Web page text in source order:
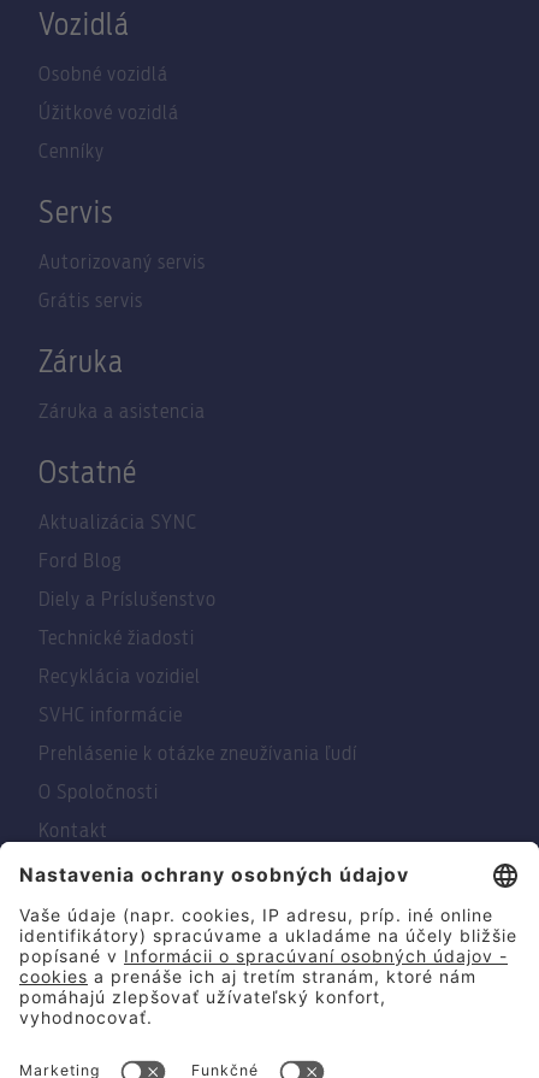
Vozidlá
Osobné vozidlá
Úžitkové vozidlá
Cenníky
Servis
Autorizovaný servis
Grátis servis
Záruka
Záruka a asistencia
Ostatné
Aktualizácia SYNC
Ford Blog
Diely a Príslušenstvo
Technické žiadosti
Recyklácia vozidiel
SVHC informácie
Prehlásenie k otázke zneužívania ľudí
O Spoločnosti
Kontakt
© 2026 Summit Motors Slovakia